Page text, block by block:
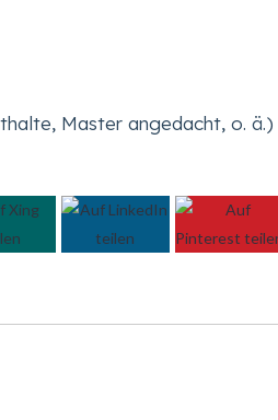
Master angedacht, o. ä.)